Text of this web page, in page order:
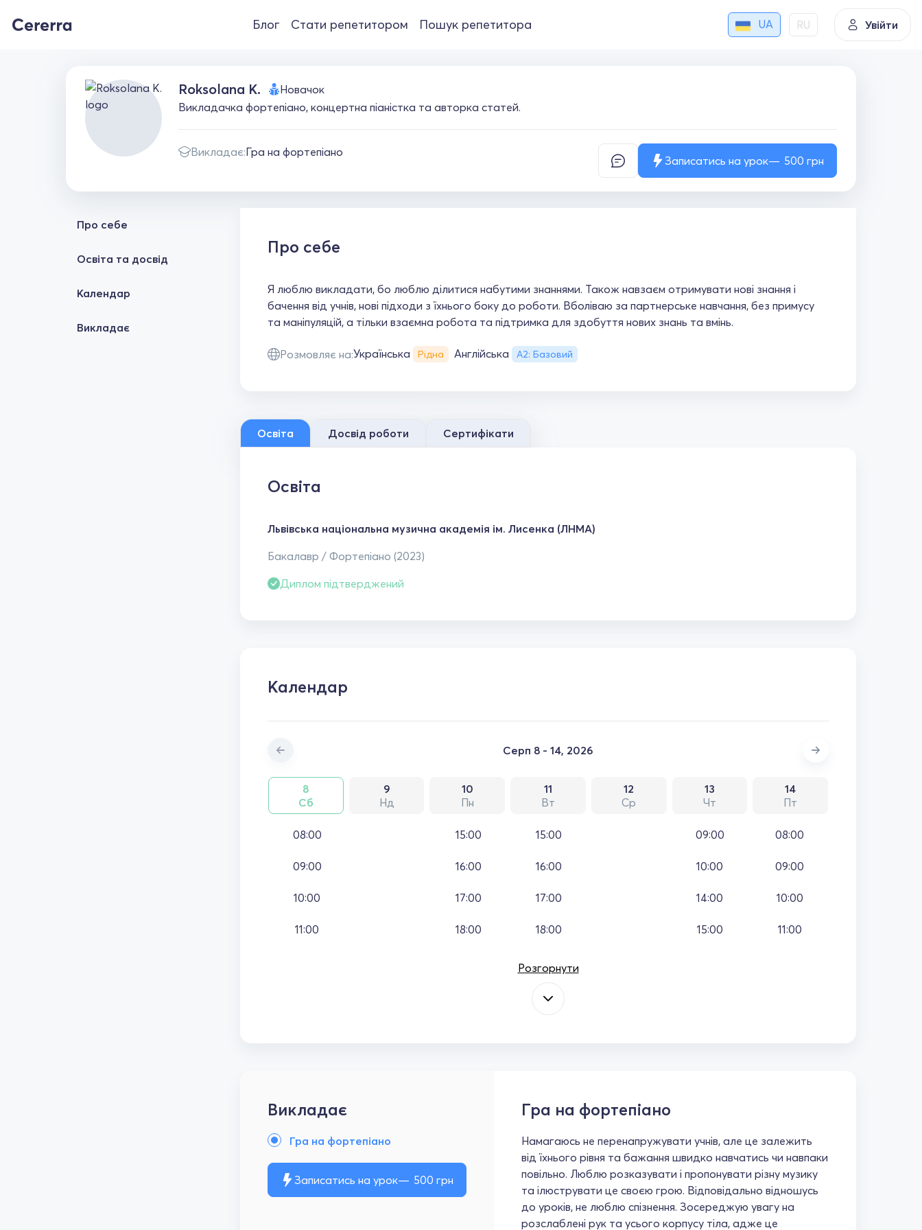
Блог Стати репетитором Пошук репетитора UA RU Увійти
Roksolana K.
Новачок
Викладачка фортепіано, концертна піаністка та авторка статей.
Викладає:Гра на фортепіано
Записатись на урок 500 грн
Про себе
Освіта та досвід
Календар
Викладає
Про себе
Я люблю викладати, бо люблю ділитися набутими знаннями. Також навзаєм отримувати нові знання і
бачення від учнів, нові підходи з їхнього боку до роботи. Вболіваю за партнерське навчання, без примусу
та маніпуляцій, а тільки взаємна робота та підтримка для здобуття нових знань та вмінь.
Розмовляє на:Українська Рідна Англійська А2: Базовий
Освіта Досвід роботи Сертифікати
Освіта
Львівська національна музична академія ім. Лисенка (ЛНМА)
Бакалавр / Фортепіано (2023)
Диплом підтверджений
Календар
Серп 8 - 14, 2026
8
Сб
9
Нд
10
Пн
11
Вт
12
Ср
13
Чт
14
Пт
08:00
09:00
10:00
11:00
15:00
16:00
17:00
18:00
15:00
16:00
17:00
18:00
09:00
10:00
14:00
15:00
08:00
09:00
10:00
11:00
Розгорнути
Викладає
Гра на фортепіано
Записатись на урок 500 грн
Гра на фортепіано
Намагаюсь не перенапружувати учнів, але це залежить
від їхнього рівня та бажання швидко навчатись чи навпаки
повільно. Люблю розказувати і пропонувати різну музику
та ілюструвати це своєю грою. Відповідально відношусь
до уроків, не люблю спізнення. Зосереджую увагу на
розслаблені рук та усього корпусу тіла, адже це